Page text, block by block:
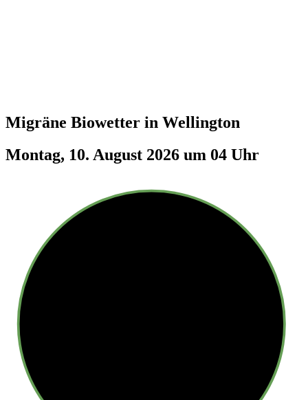
Migräne Biowetter in Wellington
Montag, 10. August 2026 um 04 Uhr